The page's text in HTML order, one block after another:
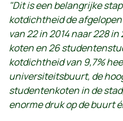
"Dit is een belangrijke
kotdichtheid de
van 22 in 2014 naar 228
koten en 26
kotdichtheid van 9,7%
universiteitsbuurt, de
studentenkoten in de
enorme druk op de buurt